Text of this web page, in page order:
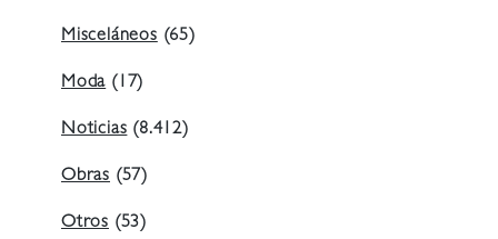
Misceláneos (65)
Moda (17)
Noticias (8.412)
Obras (57)
Otros (53)